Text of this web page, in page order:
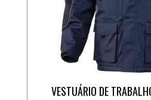
VESTUÁRIO DE